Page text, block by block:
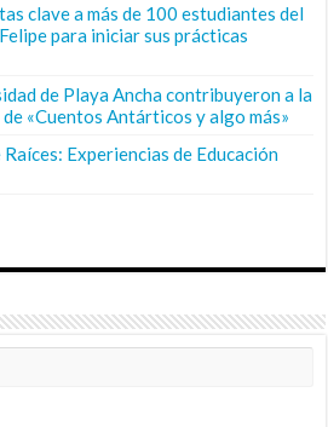
clave a más de 100 estudiantes del
para iniciar sus prácticas
de Playa Ancha contribuyeron a la
«Cuentos Antárticos y algo más»
Experiencias de Educación